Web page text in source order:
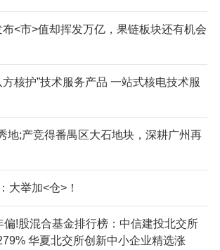
<市>值却挥发万亿，果链板块还有机会
方核护”技术服务产品 一站式核电技术服
地;产竞得番禺区大石地块，深耕广州再
大举加<仓>！
!股混合基金排行榜：中信建投北交所
华夏北交所创新中小企业精选涨